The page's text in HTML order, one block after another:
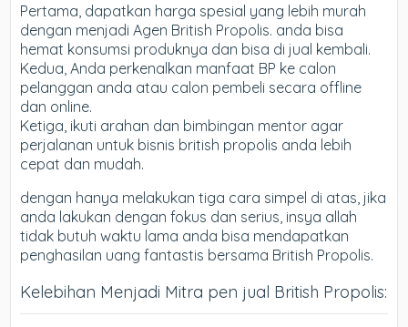
Pertama, dapatkan harga spesial yang lebih murah
dengan menjadi Agen British Propolis. anda bisa
hemat konsumsi produknya dan bisa di jual kembali.
Kedua, Anda perkenalkan manfaat BP ke calon
pelanggan anda atau calon pembeli secara offline
dan online.
Ketiga, ikuti arahan dan bimbingan mentor agar
perjalanan untuk bisnis british propolis anda lebih
cepat dan mudah.
dengan hanya melakukan tiga cara simpel di atas, jika
anda lakukan dengan fokus dan serius, insya allah
tidak butuh waktu lama anda bisa mendapatkan
penghasilan uang fantastis bersama British Propolis.
Kelebihan Menjadi Mitra pen jual British Propolis: